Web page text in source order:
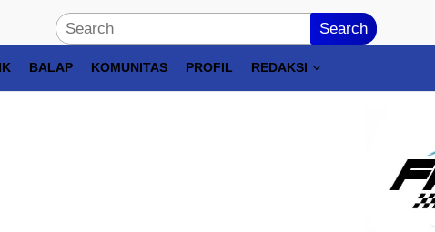
Search
BALAP KOMUNITAS PROFIL REDAKSI